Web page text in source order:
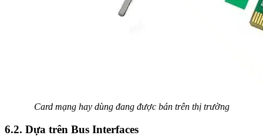
Card mạng hay dùng đang được bán trên thị trường
6.2. Dựa trên Bus Interfaces